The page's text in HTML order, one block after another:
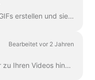
Ja, du kannst deine eigenen GIFs erstellen und sie auf Wave.video hochladen. Hier ist ein hilfreicher Artikel darüber, wie du deine eigenen GIFs erstellen kannst. Sobald dein GIF gelesen ist...
Bearbeitet vor 2 Jahren
Um ein GIF oder einen Sticker zu Ihren Videos hinzuzufügen, gehen Sie im Menü auf der linken Seite auf den Schritt Overlays & Sticker. Dort sehen Sie alle A...